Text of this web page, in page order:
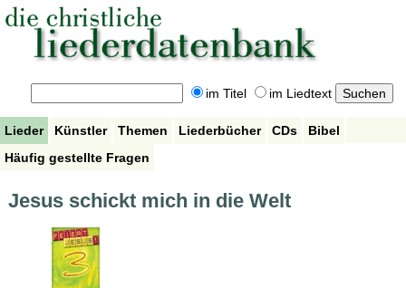
im Titel im Liedtext
Lieder Künstler Themen Liederbücher CDs
Bibel
Häufig gestellte Fragen
Jesus schickt mich in die Welt